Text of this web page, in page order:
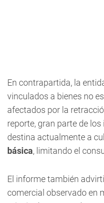
En contrapartida, la
vinculados a bienes no
afectados por la
reporte, gran parte de
destina actualmente a
básica, limitando el
El informe también
comercial observado en